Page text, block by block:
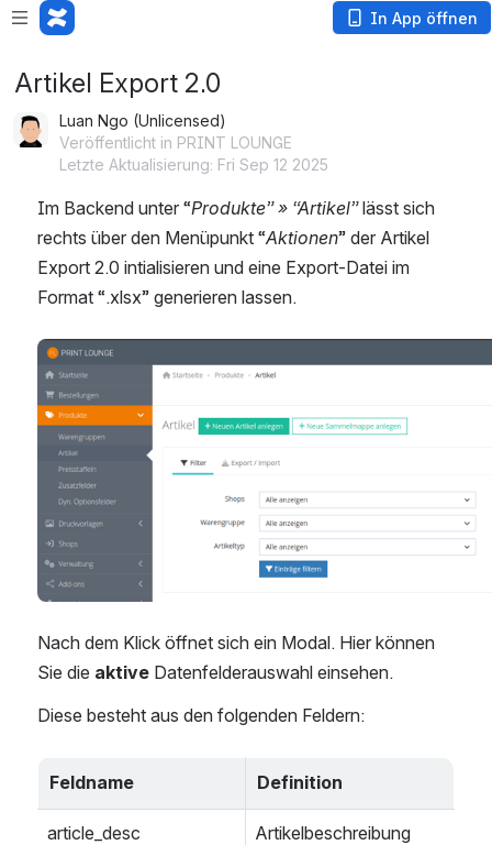
In App öffnen
Artikel Export 2.0
Luan Ngo (Unlicensed)
Veröffentlicht in PRINT LOUNGE
Letzte Aktualisierung: Fri Sep 12 2025
Im Backend unter “Produkte” » “Artikel” lässt sich
rechts über den Menüpunkt “Aktionen” der Artikel
Export 2.0 intialisieren und eine Export-Datei im
Format “.xlsx” generieren lassen.
öffnen
Nach dem Klick öffnet sich ein Modal. Hier können
Sie die aktive Datenfelderauswahl einsehen.
Diese besteht aus den folgenden Feldern:
Feldname Definition
article_desc Artikelbeschreibung